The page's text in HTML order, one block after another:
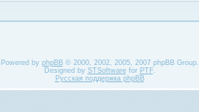
Powered by phpBB© 2000, 2002, 2005, 2007 phpBB Group.
Designed by STSoftwarefor PTF.
Русская поддержка phpBB